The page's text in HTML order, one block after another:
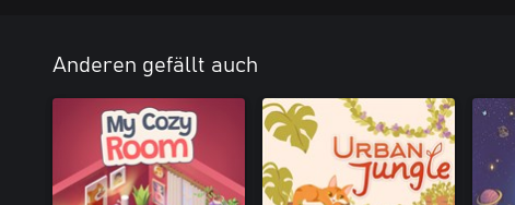
Anderen gefällt auch